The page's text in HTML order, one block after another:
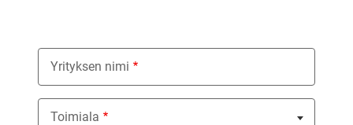
Yrityksen nimi
Toimiala
Nothing selected